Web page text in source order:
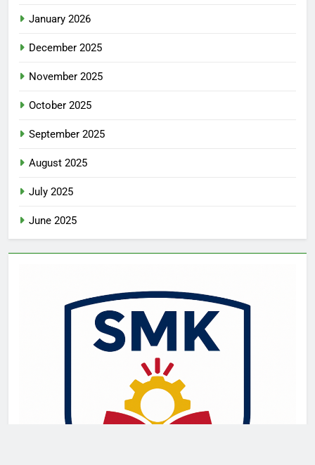
January 2026
December 2025
November 2025
October 2025
September 2025
August 2025
July 2025
June 2025